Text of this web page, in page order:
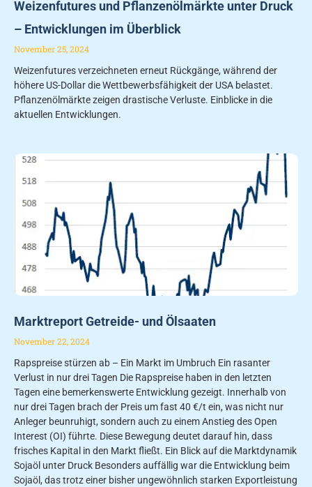
Weizenfutures und Pflanzenölmärkte unter Druck
– Entwicklungen im Überblick
November 25, 2024
Weizenfutures verzeichneten erneut Rückgänge, während der
höhere US-Dollar die Wettbewerbsfähigkeit der USA belastet.
Pflanzenölmärkte zeigen drastische Verluste. Einblicke in die
aktuellen Entwicklungen.
Marktreport Getreide- und Ölsaaten
November 22, 2024
Rapspreise stürzen ab – Ein Markt im Umbruch Ein rasanter
Verlust in nur drei Tagen Die Rapspreise haben in den letzten
Tagen eine bemerkenswerte Entwicklung gezeigt. Innerhalb von
nur drei Tagen brach der Preis um fast 40 €/t ein, was nicht nur
Anleger beunruhigt, sondern auch zu einem Anstieg des Open
Interest (OI) führte. Diese Bewegung deutet darauf hin, dass
frisches Kapital in den Markt fließt. Ein Blick auf die Marktdynamik
Sojaöl unter Druck Besonders auffällig war die Entwicklung beim
Sojaöl, das trotz einer bisher ungewöhnlich starken Exportleistung